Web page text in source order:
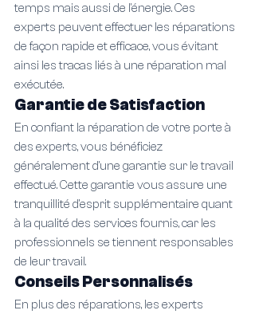
temps mais aussi de l'énergie. Ces
experts peuvent effectuer les réparations
de façon rapide et efficace, vous évitant
ainsi les tracas liés à une réparation mal
exécutée.
Garantie de Satisfaction
En confiant la réparation de votre porte à
des experts, vous bénéficiez
généralement d'une garantie sur le travail
effectué. Cette garantie vous assure une
tranquillité d'esprit supplémentaire quant
à la qualité des services fournis, car les
professionnels se tiennent responsables
de leur travail.
Conseils Personnalisés
En plus des réparations, les experts